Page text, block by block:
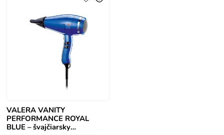
VALERA VANITY
PERFORMANCE ROYAL
BLUE – švajčiarsky